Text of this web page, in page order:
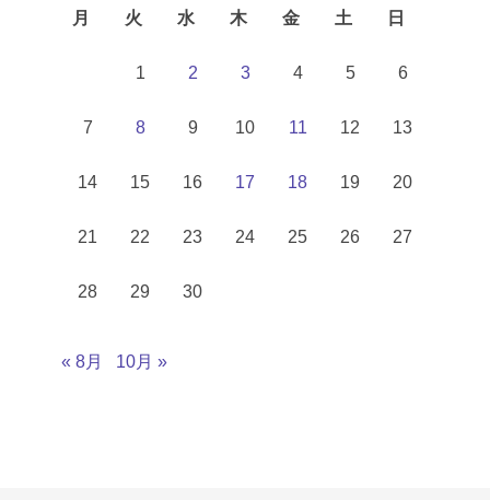
月 火 水 木 金 土 日
1 2 3 4 5 6
7 8 9 10 11 12 13
14 15 16 17 18 19 20
21 22 23 24 25 26 27
28 29 30
« 8月 10月 »